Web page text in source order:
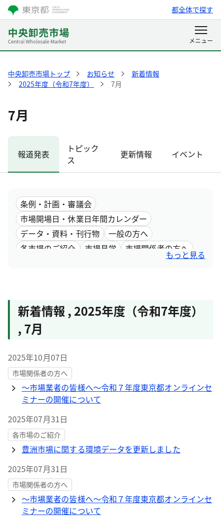
都全体で探す
中央卸売市場トップ お知らせ
新着情報
2025年度（令和7年度）
7月
7月
報道発表
トピック
ス
更新情報 イベント
条例・計画・審議会
市場開場日・休業日年間カレンダー
データ・資料・刊行物
一般の方へ
各市場のご紹介
市場見学
市場関係者の方へ
もっと見る
新着情報 , 2025年度（令和7年度）
, 7月
2025年10月07日
市場関係者の方へ
〜市場業者の皆様へ〜令和７年度東京都オンラインセ
ミナーの開催について
2025年07月31日
各市場のご紹介
豊洲市場に関する環境データを更新しました
2025年07月31日
市場関係者の方へ
〜市場業者の皆様へ〜令和７年度東京都オンラインセ
ミナーの開催について